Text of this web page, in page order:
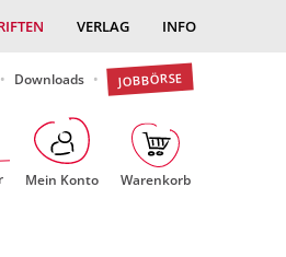
VERLAG INFO
Downloads JOBBÖRSE
Mein Konto Warenkorb